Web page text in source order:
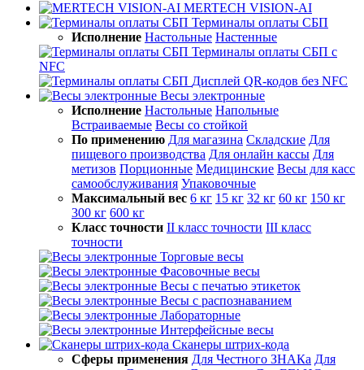
MERTECH VISION-AI
Терминалы оплаты СБП
Исполнение Настольные Настенные
Терминалы оплаты СБП с
NFC
Дисплей QR-кодов без NFC
Весы электронные
Исполнение Настольные Напольные
Встраиваемые Весы со стойкой
По применению Для магазина Складские Для
пищевого производства Для онлайн кассы Для
метизов Порционные Медицинские Весы для касс
самообслуживания Упаковочные
Максимальный вес 6 кг 15 кг 32 кг 60 кг 150 кг
300 кг 600 кг
Класс точности II класс точности III класс
точности
Торговые весы
Фасовочные весы
Весы с печатью этикеток
Весы с распознаванием
Лабораторные
Интерфейсные весы
Сканеры штрих-кода
Сферы применения Для Честного ЗНАКа Для